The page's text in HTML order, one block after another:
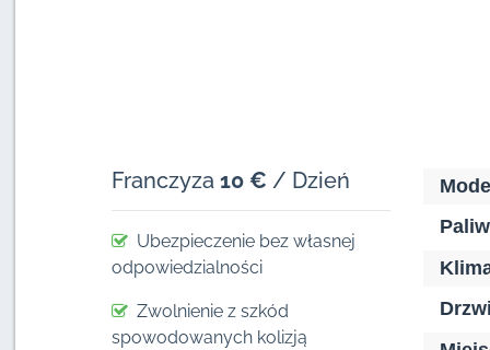
Franczyza 10 € / Dzień
Ubezpieczenie bez własnej
odpowiedzialności
Zwolnienie z szkód
spowodowanych kolizją
Model